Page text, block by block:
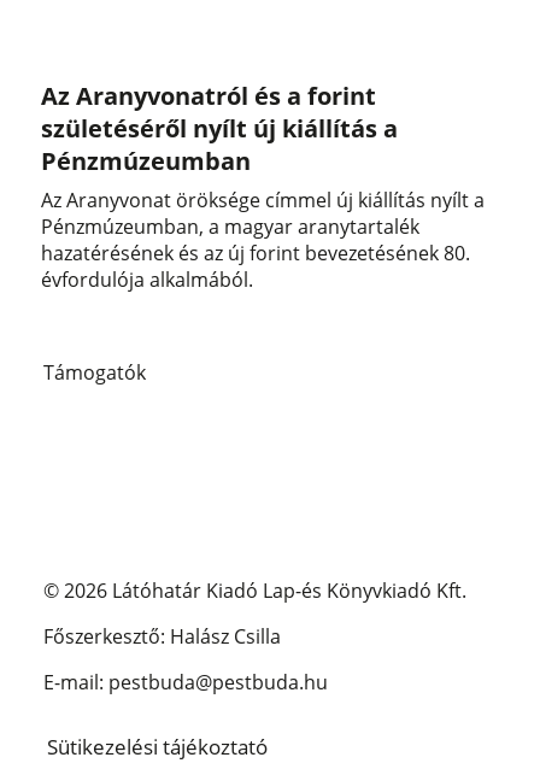
Az Aranyvonatról és a forint
születéséről nyílt új kiállítás a
Pénzmúzeumban
Az Aranyvonat öröksége címmel új kiállítás nyílt a
Pénzmúzeumban, a magyar aranytartalék
hazatérésének és az új forint bevezetésének 80.
évfordulója alkalmából.
Támogatók
© 2026 Látóhatár Kiadó Lap-és Könyvkiadó Kft.
Főszerkesztő: Halász Csilla
E-mail: pestbuda@pestbuda.hu
Sütikezelési tájékoztató